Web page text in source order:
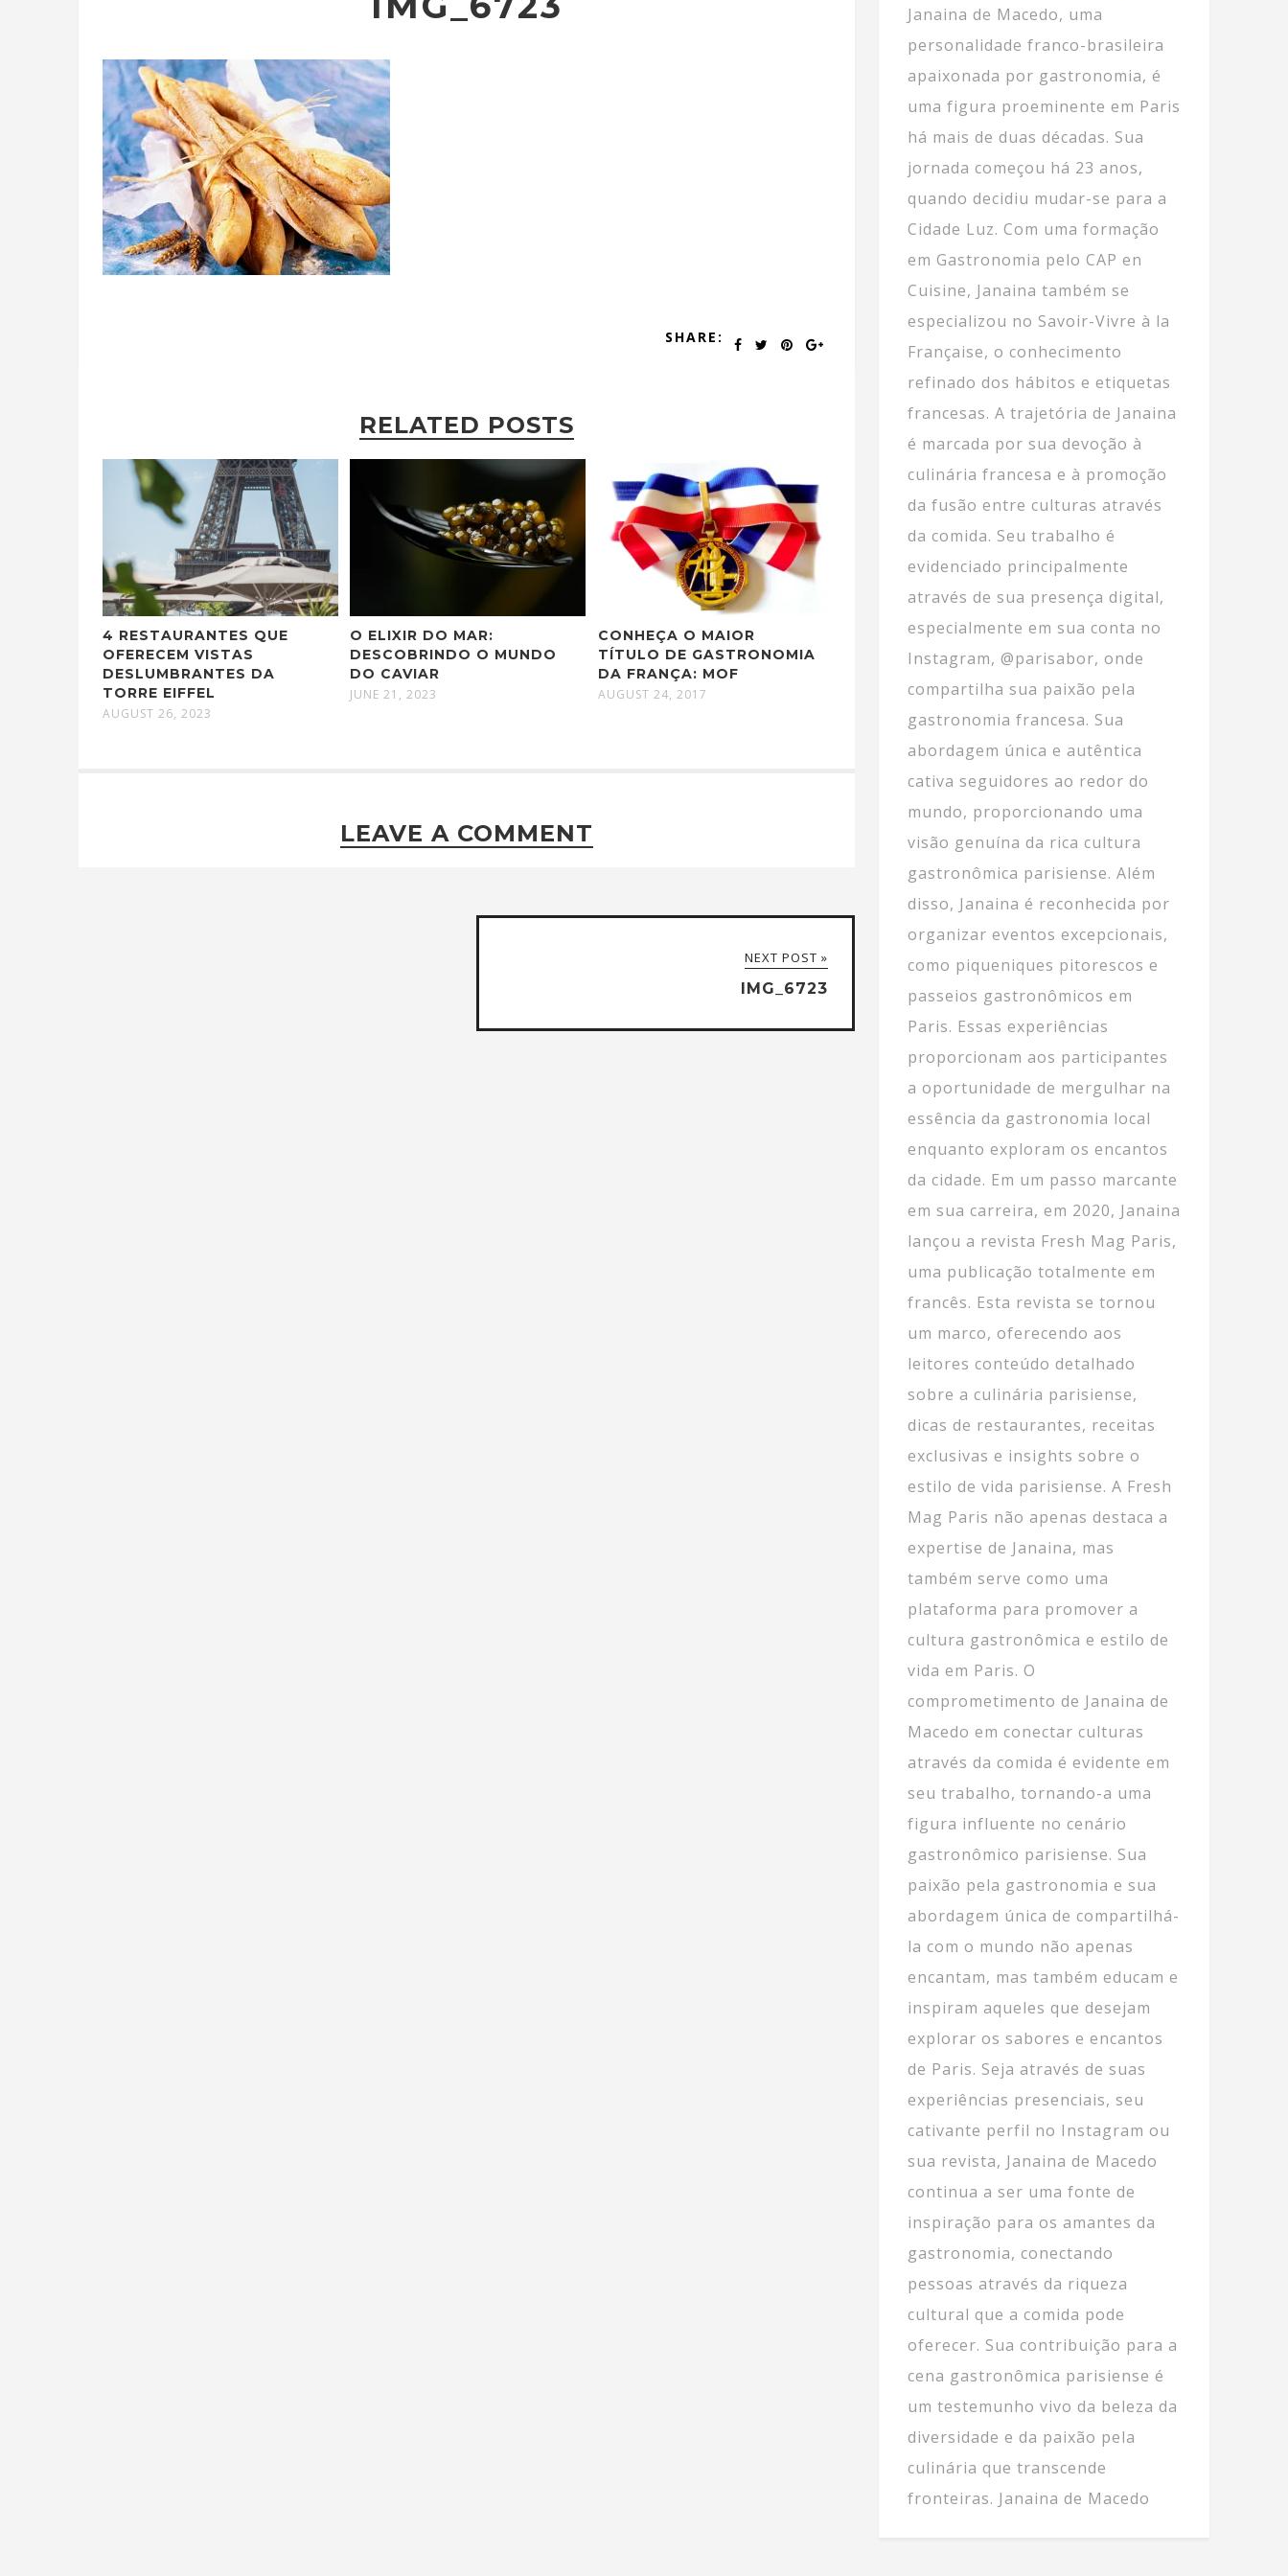
SHARE:
RELATED POSTS
4 RESTAURANTES QUE
OFERECEM VISTAS
DESLUMBRANTES DA
TORRE EIFFEL
AUGUST 26, 2023
O ELIXIR DO MAR:
DESCOBRINDO O MUNDO
DO CAVIAR
JUNE 21, 2023
CONHEÇA O MAIOR
TÍTULO DE GASTRONOMIA
DA FRANÇA: MOF
AUGUST 24, 2017
LEAVE A COMMENT
NEXT POST »
IMG_6723
Janaina de Macedo, uma
personalidade franco-brasileira
apaixonada por gastronomia, é
uma figura proeminente em Paris
há mais de duas décadas. Sua
jornada começou há 23 anos,
quando decidiu mudar-se para a
Cidade Luz. Com uma formação
em Gastronomia pelo CAP en
Cuisine, Janaina também se
especializou no Savoir-Vivre à la
Française, o conhecimento
refinado dos hábitos e etiquetas
francesas. A trajetória de Janaina
é marcada por sua devoção à
culinária francesa e à promoção
da fusão entre culturas através
da comida. Seu trabalho é
evidenciado principalmente
através de sua presença digital,
especialmente em sua conta no
Instagram, @parisabor, onde
compartilha sua paixão pela
gastronomia francesa. Sua
abordagem única e autêntica
cativa seguidores ao redor do
mundo, proporcionando uma
visão genuína da rica cultura
gastronômica parisiense. Além
disso, Janaina é reconhecida por
organizar eventos excepcionais,
como piqueniques pitorescos e
passeios gastronômicos em
Paris. Essas experiências
proporcionam aos participantes
a oportunidade de mergulhar na
essência da gastronomia local
enquanto exploram os encantos
da cidade. Em um passo marcante
em sua carreira, em 2020, Janaina
lançou a revista Fresh Mag Paris,
uma publicação totalmente em
francês. Esta revista se tornou
um marco, oferecendo aos
leitores conteúdo detalhado
sobre a culinária parisiense,
dicas de restaurantes, receitas
exclusivas e insights sobre o
estilo de vida parisiense. A Fresh
Mag Paris não apenas destaca a
expertise de Janaina, mas
também serve como uma
plataforma para promover a
cultura gastronômica e estilo de
vida em Paris. O
comprometimento de Janaina de
Macedo em conectar culturas
através da comida é evidente em
seu trabalho, tornando-a uma
figura influente no cenário
gastronômico parisiense. Sua
paixão pela gastronomia e sua
abordagem única de compartilhá-
la com o mundo não apenas
encantam, mas também educam e
inspiram aqueles que desejam
explorar os sabores e encantos
de Paris. Seja através de suas
experiências presenciais, seu
cativante perfil no Instagram ou
sua revista, Janaina de Macedo
continua a ser uma fonte de
inspiração para os amantes da
gastronomia, conectando
pessoas através da riqueza
cultural que a comida pode
oferecer. Sua contribuição para a
cena gastronômica parisiense é
um testemunho vivo da beleza da
diversidade e da paixão pela
culinária que transcende
fronteiras. Janaina de Macedo